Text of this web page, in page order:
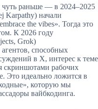
чуть раньше — в 2024–2025
Karpathy) начали
the vibes». Тогда это
К 2026 году
Grok)
способных
в X, интерес к теме
скриншотами рабочих
Это идеально ложится в
которую мы
вайбкодинга.